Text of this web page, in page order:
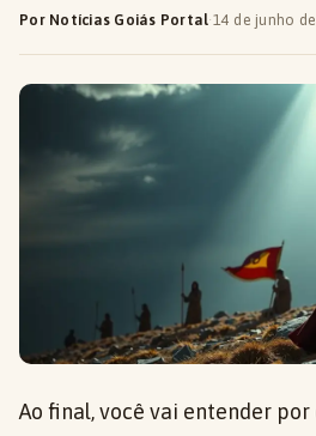
Por Notícias Goiás Portal·14 de junho
Ao final, você vai entender por